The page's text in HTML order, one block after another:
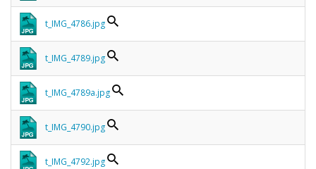
t_IMG_4786.jpg
t_IMG_4789.jpg
t_IMG_4789a.jpg
t_IMG_4790.jpg
t_IMG_4792.jpg